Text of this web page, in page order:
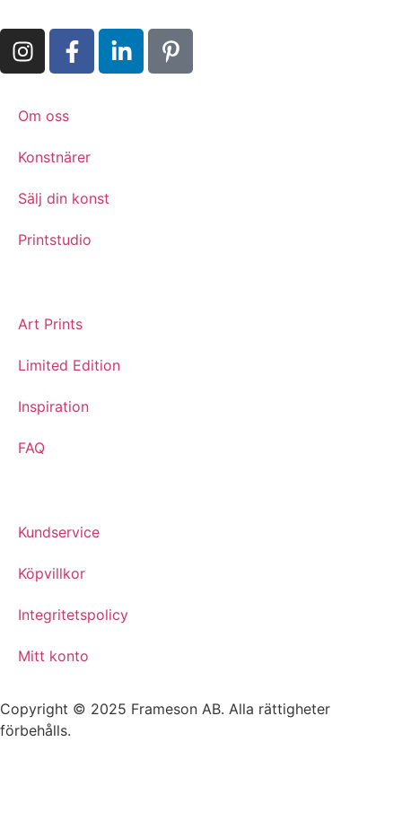
Om oss
Konstnärer
Sälj din konst
Printstudio
Art Prints
Limited Edition
Inspiration
FAQ
Kundservice
Köpvillkor
Integritetspolicy
Mitt konto
Copyright © 2025 Frameson AB. Alla rättigheter
förbehålls.